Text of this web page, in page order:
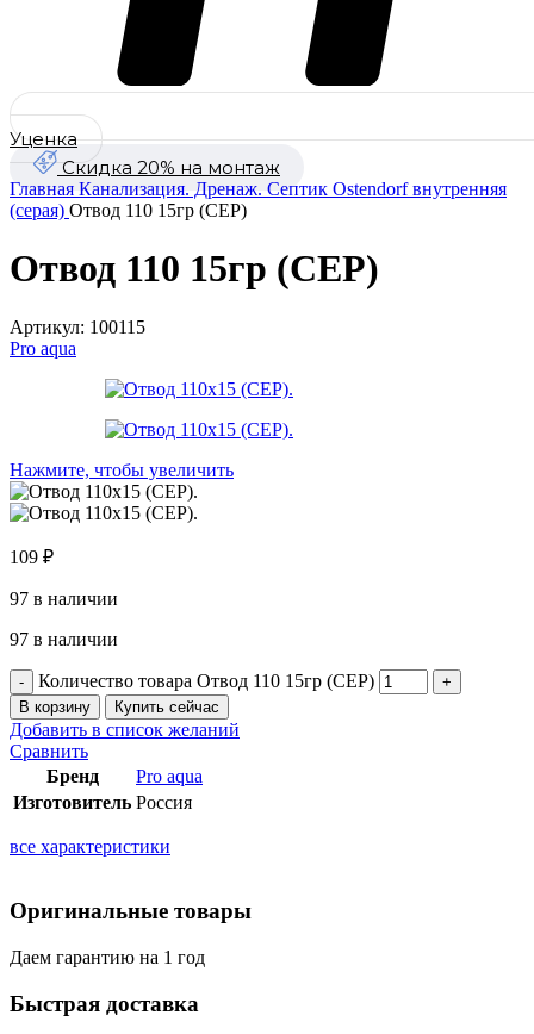
Уценка
Скидка 20% на монтаж
Главная Канализация. Дренаж. Септик Ostendorf внутренняя
(серая) Отвод 110 15гр (СЕР)
Отвод 110 15гр (СЕР)
Артикул: 100115
Pro aqua
Нажмите, чтобы увеличить
109 ₽
97 в наличии
97 в наличии
Количество товара Отвод 110 15гр (СЕР)
В корзину Купить сейчас
Добавить в список желаний
Сравнить
Бренд
Pro aqua
Изготовитель Россия
все характеристики
Оригинальные товары
Даем гарантию на 1 год
Быстрая доставка